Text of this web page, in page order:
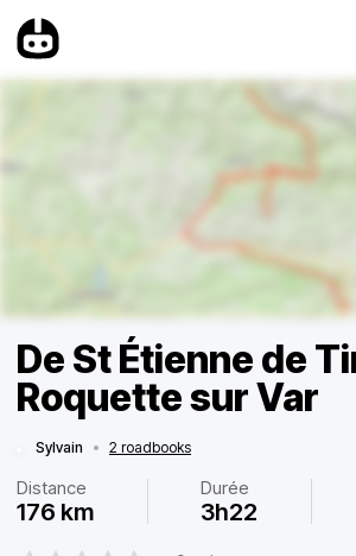
De St Étienne de
Roquette sur Var
Sylvain • 2 roadbooks
Distance
176 km
Durée
3h22